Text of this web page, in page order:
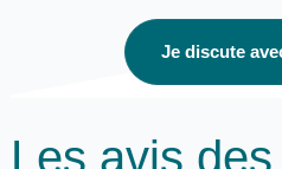
Je discute
Les avis